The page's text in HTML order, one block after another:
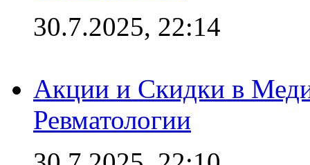
30.7.2025, 22:14
Акции и Скидки в
Ревматологии